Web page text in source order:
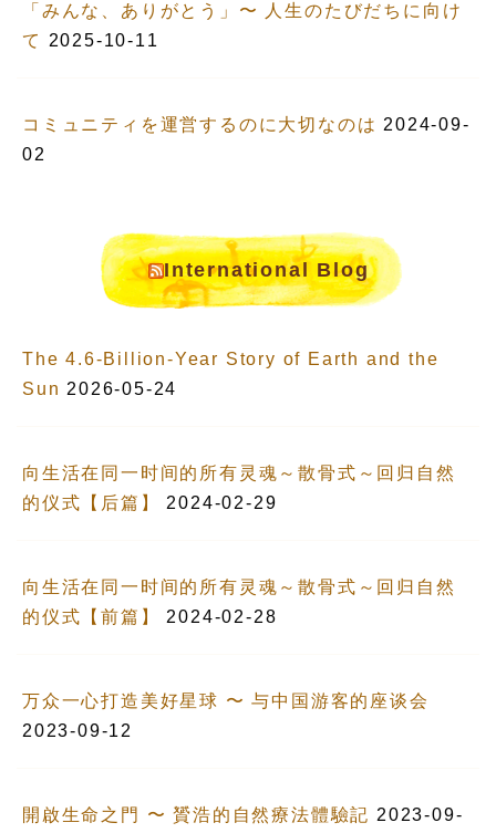
「みんな、ありがとう」〜 人生のたびだちに向け
て
2025-10-11
コミュニティを運営するのに大切なのは 2024-09-
02
International Blog
The 4.6-Billion-Year Story of Earth and the
Sun 2026-05-24
向生活在同一时间的所有灵魂～散骨式～回归自然
的仪式【后篇】
2024-02-29
向生活在同一时间的所有灵魂～散骨式～回归自然
的仪式【前篇】
2024-02-28
万众一心打造美好星球 〜 与中国游客的座谈会
2023-09-12
開啟生命之門 〜 贇浩的自然療法體驗記 2023-09-